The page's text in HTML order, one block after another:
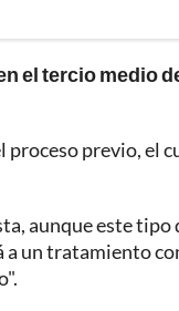
el tercio medio
previo, el
aunque este
a un tratamiento